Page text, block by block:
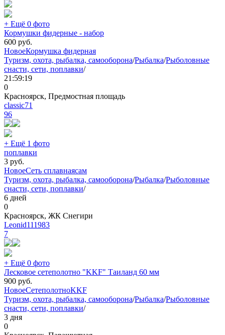
+ Ещё 0 фото
Кормушки фидерные - набор
600 руб.
НовоеКормушка фидерная
Туризм, охота, рыбалка, самооборона/Рыбалка/Рыболовные
снасти, сети, поплавки/
21:59:19
0
Красноярск, Предмостная площадь
classic71
96
+ Ещё 1 фото
поплавки
3 руб.
НовоеСеть сплавнаясам
Туризм, охота, рыбалка, самооборона/Рыбалка/Рыболовные
снасти, сети, поплавки/
6 дней
0
Красноярск, ЖК Снегири
Leonid111983
7
+ Ещё 0 фото
Лесковое сетеполотно "KKF" Таиланд 60 мм
900 руб.
НовоеСетеполотноKKF
Туризм, охота, рыбалка, самооборона/Рыбалка/Рыболовные
снасти, сети, поплавки/
3 дня
0